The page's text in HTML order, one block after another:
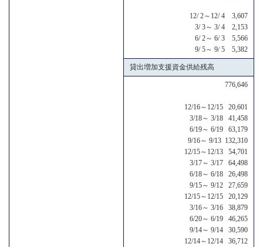
12/ 2～12/ 4 3,607
3/ 3～ 3/ 4 2,153
6/ 2～ 6/ 3 5,566
9/ 5～ 9/ 5 5,382
貸出増加支援資金供給残高
776,646
12/16～12/15 20,601
3/18～ 3/18 41,458
6/19～ 6/19 63,179
9/16～ 9/13 132,310
12/15～12/13 54,701
3/17～ 3/17 64,498
6/18～ 6/18 26,498
9/15～ 9/12 27,659
12/15～12/15 20,129
3/16～ 3/16 38,879
6/20～ 6/19 46,265
9/14～ 9/14 30,590
12/14～12/14 36,712